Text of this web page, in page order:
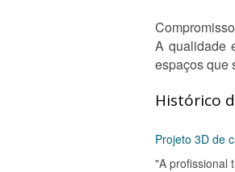
A qualidade
espaços que
Histórico
Projeto 3D de
"A profissional